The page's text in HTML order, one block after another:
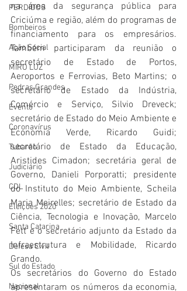
PERDIDOS
Bombeiros
Ação Social
MIRO LUZ
Pedras Grandes
Evento
Coronavírus
Tubarão
Judiciário
CDL
Eleições 2020
Santa Catarina
Defesa Civil
Sul do Estado
Nacional
na área da segurança pública para
Criciúma e região, além do programas de
financiamento para os empresários.
Também participaram da reunião o
secretário de Estado de Portos,
Aeroportos e Ferrovias, Beto Martins; o
secretário de Estado da Indústria,
Comércio e Serviço, Silvio Dreveck;
secretário de Estado do Meio Ambiente e
Economia Verde, Ricardo Guidi;
secretário de Estado da Educação,
Aristides Cimadon; secretária geral de
Governo, Danieli Porporatti; presidente
do Instituto do Meio Ambiente, Scheila
Maria Meirelles; secretário de Estado da
Ciência, Tecnologia e Inovação, Marcelo
Fett e o secretário adjunto da Estado da
Infraestrutura e Mobilidade, Ricardo
Grando.
Os secretários do Governo do Estado
apresentaram os números da economia,